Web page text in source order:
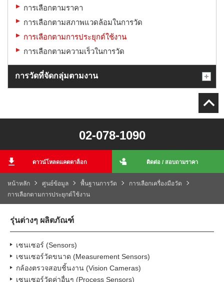
หน้าหลัก ศูนย์ข้อมูล พื้นฐานการวัด
การเลือกเครื่องมือวัด
การเลือกตามการประยุกต์ใช้งาน
การเลือกตามราคา
การเลือกตามสภาพแวดล้อมในการวัด
การเลือกตามการประยุกต์ใช้งาน
การเลือกตามความเร็วในการวัด
การวัดที่จัดกลุ่มตามงาน
02-078-1090
ดาวน์โหลดแคตตาล็อก ติดต่อ / สอบถามราคา
รุ่นต่างๆ ผลิตภัณฑ์
เซนเซอร์ (Sensors)
เซนเซอร์วัดขนาด (Measurement Sensors)
กล้องตรวจสอบชิ้นงาน (Vision Cameras)
เซนเซอร์วัดค่าอื่นๆ (Process Sensors)